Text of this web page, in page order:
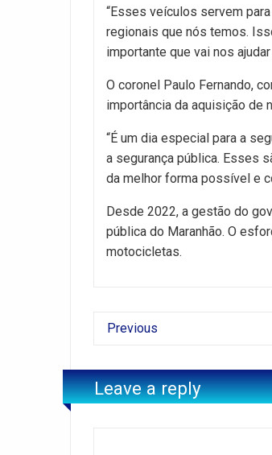
“Esses veículos servem
regionais que nós temos.
importante que vai nos
O coronel Paulo Fernando,
importância da aquisição de
“É um dia especial para a
a segurança pública. Esses
da melhor forma possível e
Desde 2022, a gestão do
pública do Maranhão. O
motocicletas.
Previous
Leave a reply